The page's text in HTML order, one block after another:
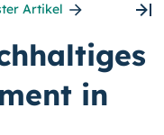
Artikel
in